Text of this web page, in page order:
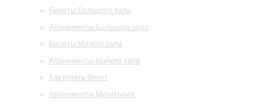
Билеты Большого зала
Абонементы Большого зала
Билеты Малого зала
Абонементы Малого зала
Как купить билет
Абонементы Музитория